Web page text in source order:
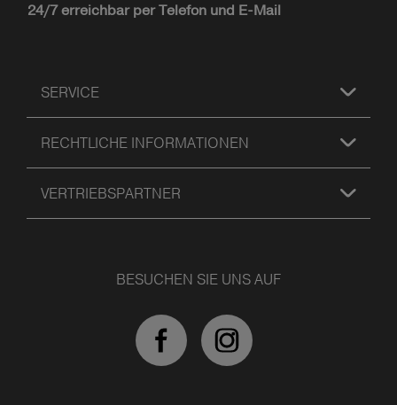
24/7 erreichbar per Telefon und E-Mail
SERVICE
RECHTLICHE INFORMATIONEN
VERTRIEBSPARTNER
BESUCHEN SIE UNS AUF